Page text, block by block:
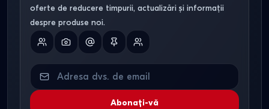
oferte de reducere timpurii, actualizări și informații
despre produse noi.
Abonați-vă